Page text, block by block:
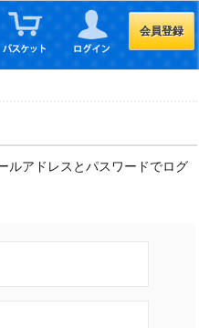
会員登録
ルアドレスとパスワードでログ